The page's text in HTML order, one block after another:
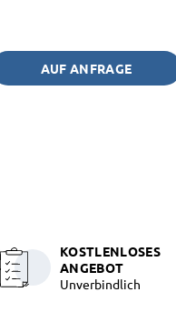
AUF ANFRAGE
KOSTLENLOSES
ANGEBOT
Unverbindlich